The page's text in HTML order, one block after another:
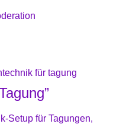
Setup für Tagungen,